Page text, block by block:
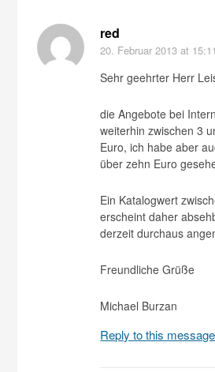
red
20. Februar 2013 at 15:11
Sehr geehrter Herr
die Angebote bei
weiterhin zwischen 3
Euro, ich habe aber
über zehn Euro
Ein Katalogwert
erscheint daher
derzeit durchaus
Freundliche Grüße
Michael Burzan
Reply to this message